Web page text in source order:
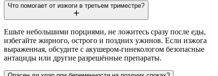
Что помогает от изжоги в третьем триместре?
Ешьте небольшими порциями, не ложитесь сразу после еды,
избегайте жирного, острого и поздних ужинов. Если изжога
выраженная, обсудите с акушером-гинекологом безопасные
антациды или другие разрешённые препараты.